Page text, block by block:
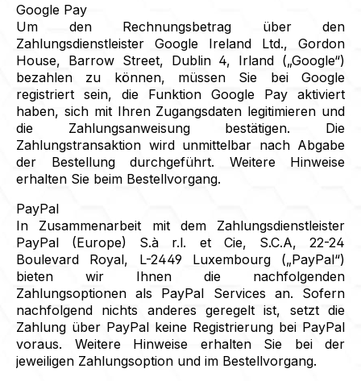
Google Pay
Um den Rechnungsbetrag über den
Zahlungsdienstleister Google Ireland Ltd., Gordon
House, Barrow Street, Dublin 4, Irland („Google“)
bezahlen zu können, müssen Sie bei Google
registriert sein, die Funktion Google Pay aktiviert
haben, sich mit Ihren Zugangsdaten legitimieren und
die Zahlungsanweisung bestätigen. Die
Zahlungstransaktion wird unmittelbar nach Abgabe
der Bestellung durchgeführt. Weitere Hinweise
erhalten Sie beim Bestellvorgang.
PayPal
In Zusammenarbeit mit dem Zahlungsdienstleister
PayPal (Europe) S.à r.l. et Cie, S.C.A, 22-24
Boulevard Royal, L-2449 Luxembourg („PayPal“)
bieten wir Ihnen die nachfolgenden
Zahlungsoptionen als PayPal Services an. Sofern
nachfolgend nichts anderes geregelt ist, setzt die
Zahlung über PayPal keine Registrierung bei PayPal
voraus. Weitere Hinweise erhalten Sie bei der
jeweiligen Zahlungsoption und im Bestellvorgang.